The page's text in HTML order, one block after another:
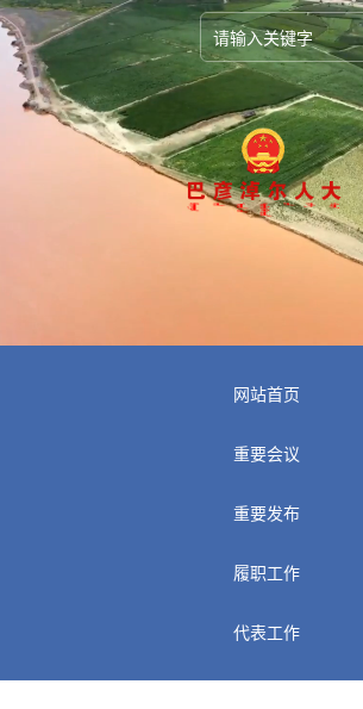
网站首页
重要会议
重要发布
履职工作
代表工作